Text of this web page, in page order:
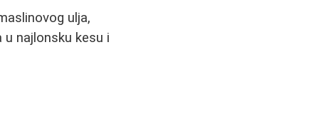
ulja,
najlonsku kesu i